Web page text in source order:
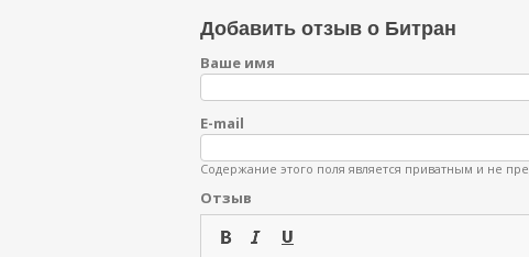
Добавить отзыв о Битран
Ваше имя
E-mail
Содержание этого поля является приватным и не
Отзыв